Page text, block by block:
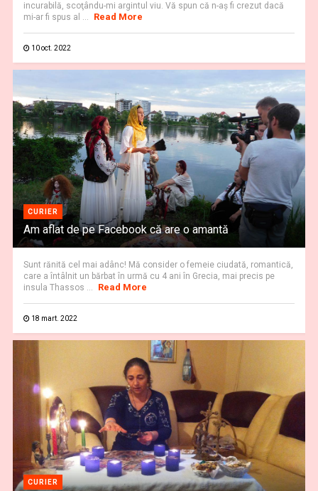
incurabilă, scoţându-mi argintul viu. Vă spun că n-aş fi crezut dacă
mi-ar fi spus al ...
Read More
10 oct. 2022
CURIER
Am aflat de pe Facebook că are o amantă
Sunt rănită cel mai adânc! Mă consider o femeie ciudată, romantică,
care a întâlnit un bărbat în urmă cu 4 ani în Grecia, mai precis pe
insula Thassos ...
Read More
18 mart. 2022
CURIER